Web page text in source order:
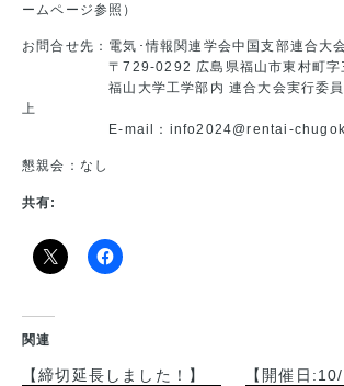
ームページ参照）
お問合せ先：電気･情報関連学会中国支部連合大
〒729-0292 広島県福山市東村町字三
福山大学⼯学部内 連合大会実⾏委員会
上
E-mail：info2024@rentai-
懇親会：なし
共有:
関連
【締切延長しました！】
【開催日